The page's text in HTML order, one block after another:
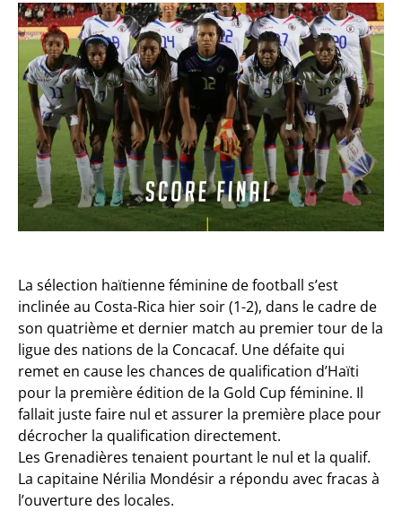
La sélection haïtienne féminine de football s’est
inclinée au Costa-Rica hier soir (1-2), dans le cadre de
son quatrième et dernier match au premier tour de la
ligue des nations de la Concacaf. Une défaite qui
remet en cause les chances de qualification d’Haïti
pour la première édition de la Gold Cup féminine. Il
fallait juste faire nul et assurer la première place pour
décrocher la qualification directement.
Les Grenadières tenaient pourtant le nul et la qualif.
La capitaine Nérilia Mondésir a répondu avec fracas à
l’ouverture des locales.